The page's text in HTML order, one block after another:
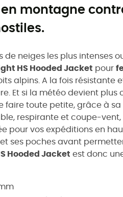
montagne
neiges les plus intenses
HS Hooded Jacket pour
alpins. A la fois résistante
Et si la météo devient plus
faire toute petite, grâce à
respirante et coupe-vent,
pour vos expéditions en
ses poches avant
Hooded Jacket est donc